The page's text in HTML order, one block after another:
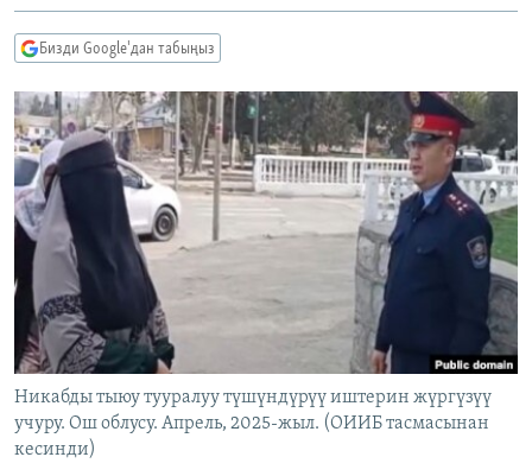
ЭКСПЕРТТЕР ТАЛДАЙТ
БИЗ ЖАНА ДҮЙНӨ
ДАНИСТЕ
ЭЖЕ-СИҢДИЛЕР
АЗАТТЫК+
ЫҢГАЙСЫЗ СУРООЛОР
ӨЗГӨЧӨ ПИКИР
Русский
ОНЛАЙН ШЕРИНЕ
ЭЕ/АРнун бардык сайттары
Бизди Google'дан табыңыз
Никабды тыюу тууралуу түшүндүрүү иштерин жүргүзүү
учуру. Ош облусу. Апрель, 2025-жыл. (ОИИБ тасмасынан
кесинди)